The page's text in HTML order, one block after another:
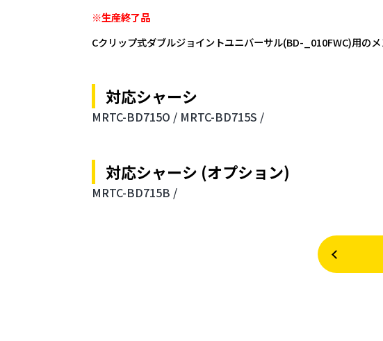
※生産終了品
Cクリップ式ダブルジョイントユニバーサル(BD-_010FWC)用のメ
対応シャーシ
MRTC-BD715O / MRTC-BD715S /
対応シャーシ (オプション)
MRTC-BD715B /